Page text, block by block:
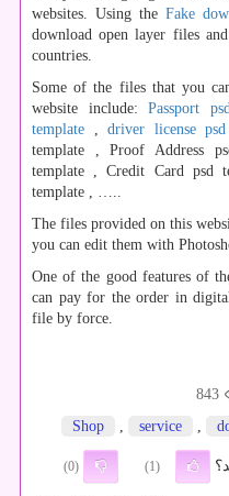
websites. Using theFake
download open layer files
countries.
Some of the files that you
website include:Passport
template
driver license
template , Proof Address
template , Credit Card psd
template , …..
The files provided on this
you can edit them with
One of the good features of
can pay for the order in
file by force.
843
Shop service
(1)
(0)